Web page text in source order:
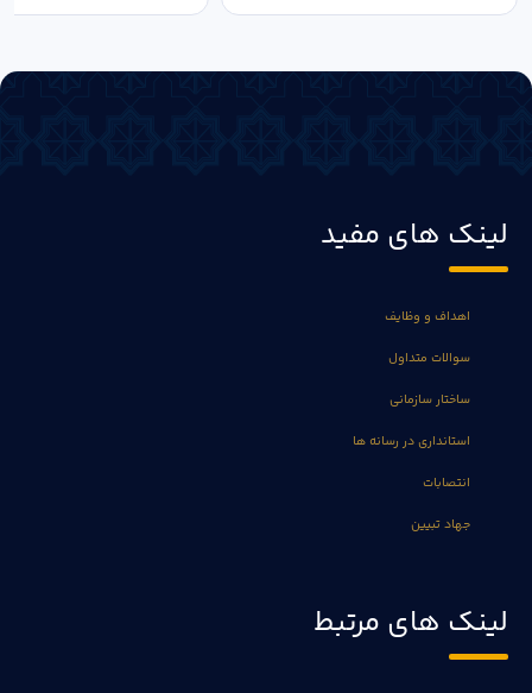
لینک های مفید
اهداف و وظایف
سوالات متداول
ساختار سازمانی
استانداری در رسانه ها
انتصابات
جهاد تبیین
لینک های مرتبط